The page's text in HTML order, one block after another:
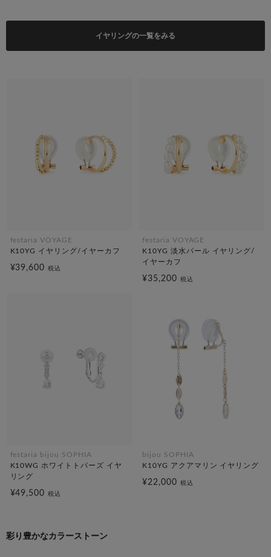
イヤリングの一覧をみる
festaria VOYAGE
K10YG イヤリング/イヤーカフ
¥39,600税込
festaria VOYAGE
K10YG 淡水パール イヤリング/
イヤーカフ
¥35,200 税込
festaria bijou SOPHIA
K10WG ホワイトトパーズ イヤ
リング
¥49,500税込
bijou SOPHIA
K10YG アクアマリン イヤリング
¥22,000 税込
彩り豊かなカラーストーン